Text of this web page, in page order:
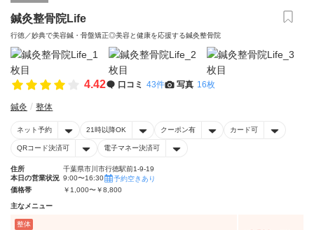
鍼灸整骨院Life
行徳／妙典で美容鍼・骨盤矯正◎美容と健康を応援する鍼灸整骨院
4.42 口コミ 43件 写真 16枚
鍼灸 整体
ネット予約 21時以降OK クーポン有 カード可
QRコード決済可 電子マネー決済可
住所
千葉県市川市行徳駅前1-9-19
本日の営業状況 9:00〜16:30
予約空きあり
価格帯
￥1,000〜￥8,800
主なメニュー
整体